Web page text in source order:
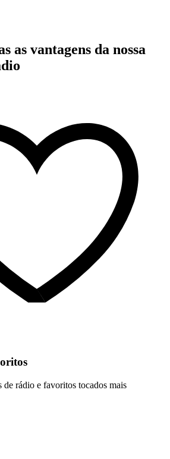
as vantagens da nossa
de rádio e favoritos tocados mais